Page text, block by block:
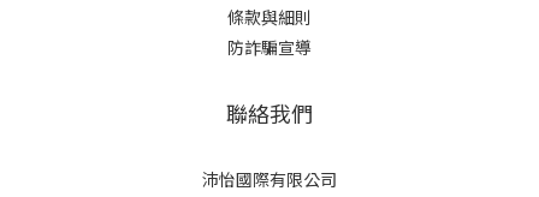
條款與細則
防詐騙宣導
聯絡我們
沛怡國際有限公司